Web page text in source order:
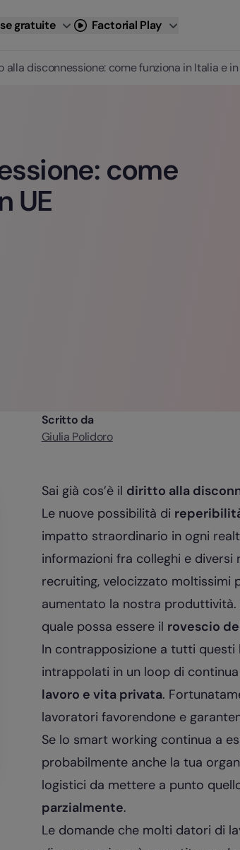
gratuite Factorial Play
alla disconnessione: come funziona in Italia e in
come
UE
Scritto da
Giulia Polidoro
Sai già cos’è il diritto alla
Le nuove possibilità di
impatto straordinario in ogni
informazioni fra colleghi e diversi
recruiting, velocizzato moltissimi
aumentato la nostra produttività.
quale possa essere il rovescio
In contrapposizione a tutti questi
intrappolati in un loop di
lavoro e vita privata.
lavoratori favorendone e
Se lo smart workingcontinua a
probabilmente anche la tua
logistici da mettere a punto
parzialmente.
Le domande che molti datori di